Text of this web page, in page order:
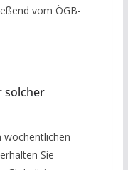
vom ÖGB-
solcher
wöchentlichen
Sie